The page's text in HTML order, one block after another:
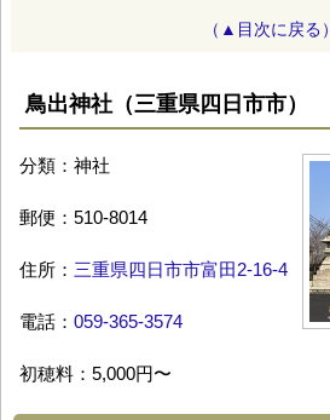
（▲目次に戻る）
鳥出神社（三重県四日市市）
分類：神社
郵便：510-8014
住所： 三重県四日市市富田2-16-4
電話： 059-365-3574
初穂料：5,000円〜